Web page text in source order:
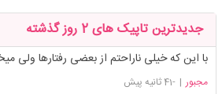
جدیدترین تاپیک های 2 روز گذشته
با این که خیلی ناراحتم از بعضی رفتارها ولی
مجبور | -41 ثانیه پیش